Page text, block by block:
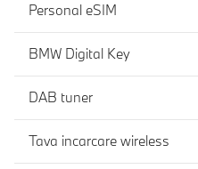
Personal eSIM
BMW Digital Key
DAB tuner
Tava incarcare wireless